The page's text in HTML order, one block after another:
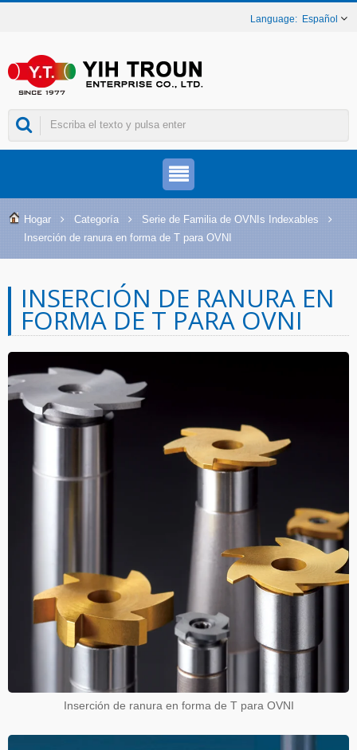
Español
Hogar Categoría
Serie de Familia de OVNIs Indexables
Inserción de ranura en forma de T para OVNI
INSERCIÓN DE RANURA EN
FORMA DE T PARA OVNI
Inserción de ranura en forma de T para OVNI